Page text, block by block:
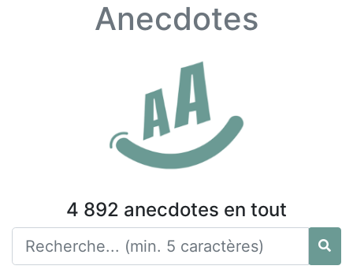
Anecdotes
4 892 anecdotes en tout